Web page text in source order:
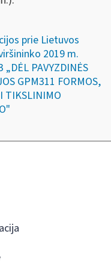
prie Lietuvos
2019 m.
PAVYZDINĖS
GPM311 FORMOS,
TIKSLINIMO